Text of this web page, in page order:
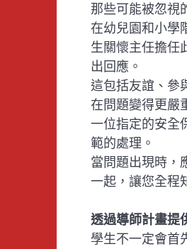
那些可能被忽視
在幼兒園和小學
生關懷主任擔任
出回應。
這包括友誼、參
在問題變得更嚴
一位指定的安全
範的處理。
當問題出現時，
一起，讓您全程
透過導師計畫提
學生不一定會首